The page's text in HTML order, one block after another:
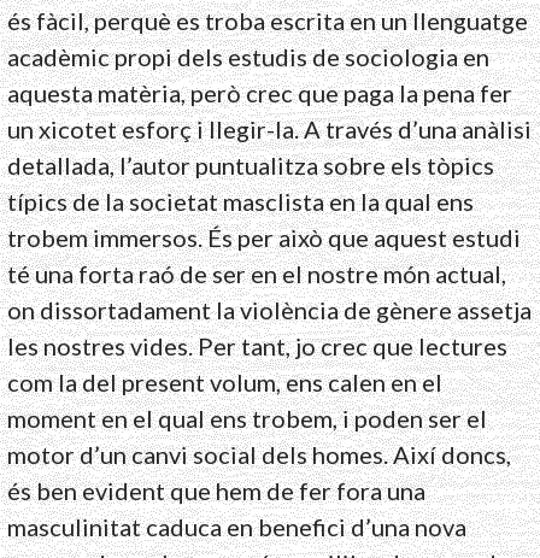
és fàcil, perquè es troba escrita en un llenguatge
acadèmic propi dels estudis de sociologia en
aquesta matèria, però crec que paga la pena fer
un xicotet esforç i llegir-la. A través d’una anàlisi
detallada, l’autor puntualitza sobre els tòpics
típics de la societat masclista en la qual ens
trobem immersos. És per això que aquest estudi
té una forta raó de ser en el nostre món actual,
on dissortadament la violència de gènere assetja
les nostres vides. Per tant, jo crec que lectures
com la del present volum, ens calen en el
moment en el qual ens trobem, i poden ser el
motor d’un canvi social dels homes. Així doncs,
és ben evident que hem de fer fora una
masculinitat caduca en benefici d’una nova